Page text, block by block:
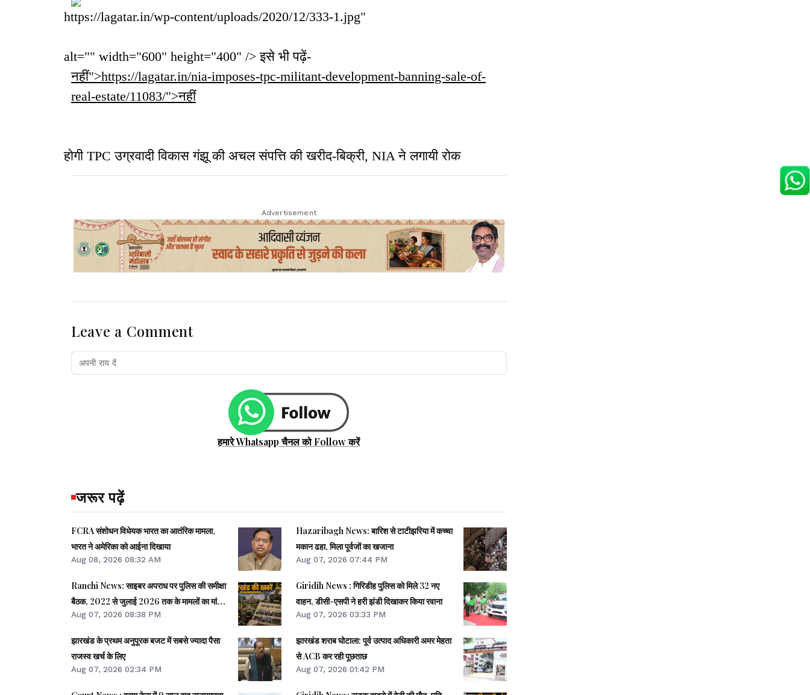
https://lagatar.in/wp-content/uploads/2020/12/333-1.jpg"
alt="" width="600" height="400" /> इसे भी पढ़ें-
नहीं">https://lagatar.in/nia-imposes-tpc-militant-development-banning-sale-of-
real-estate/11083/">नहीं
होगी TPC उग्रवादी विकास गंझू की अचल संपत्ति की खरीद-बिक्री, NIA ने लगायी रोक
Advertisement
Leave a Comment
हमारे Whatsapp चैनल को Follow करें
जरूर पढ़ें
FCRA संशोधन विधेयक भारत का आतंरिक मामला,
भारत ने अमेरिका को आईना दिखाया
Aug 08, 2026 08:32 AM
Ranchi News: साइबर अपराध पर पुलिस की समीक्षा
बैठक, 2022 से जुलाई 2026 तक के मामलों का मांगा
ब्योरा
Aug 07, 2026 08:38 PM
झारखंड के प्रथम अनुपूरक बजट में सबसे ज्यादा पैसा
राजस्व खर्च के लिए
Aug 07, 2026 02:34 PM
Hazaribagh News: बारिश से टाटीझरिया में कच्चा
मकान ढहा, मिला पूर्वजों का खजाना
Aug 07, 2026 07:44 PM
Giridih News : गिरिडीह पुलिस को मिले 32 नए
वाहन, डीसी-एसपी ने हरी झंडी दिखाकर किया रवाना
Aug 07, 2026 03:33 PM
झारखंड शराब घोटाला: पूर्व उत्पाद अधिकारी अमर मेहता
से ACB कर रही पूछताछ
Aug 07, 2026 01:42 PM